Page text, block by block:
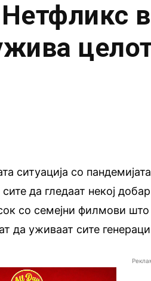
ситуација со
да гледаат некој
со семејни филмови
да уживаат сите